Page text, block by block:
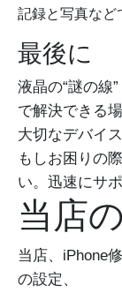
記録と写真など
最後に
液晶の“謎の線
で解決できる
大切なデバイ
もしお困りの
い。迅速にサ
当店
当店、iPhone
の設定、